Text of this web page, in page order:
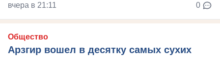
вчера в 21:11 0
Общество
Арзгир вошел в десятку самых сухих